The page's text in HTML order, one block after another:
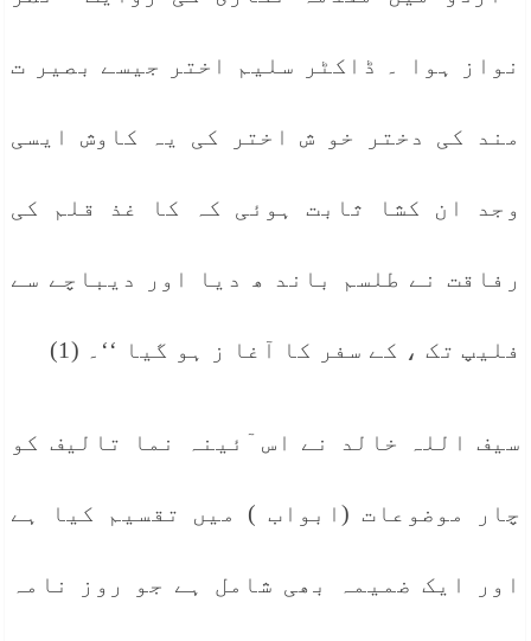
نواز ہوا ۔ ڈاکٹر سلیم اختر جیسے بصیر ت
مند کی دختر خو ش اختر کی یہ کاوش ایسی
وجد ان کشا ثابت ہوئی کہ کا غذ قلم کی
رفاقت نے طلسم باند ھ دیا اور دیباچے سے
فلیپ تک ، کے سفر کا آغا ز ہو گیا ‘‘۔ (1)
سیف اللہ خالد نے اس ٓئینہ نما تالیف کو
چار موضوعات (ابواب ) میں تقسیم کیا ہے
اور ایک ضمیمہ بھی شامل ہے جو روز نامہ